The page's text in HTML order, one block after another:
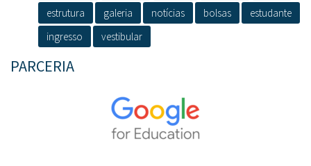
estrutura
galeria notícias bolsas
estudante
ingresso
vestibular
PARCERIA